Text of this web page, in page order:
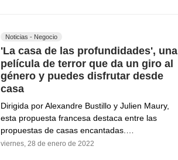
Noticias - Negocio
'La casa de las profundidades', una
película de terror que da un giro al
género y puedes disfrutar desde
casa
Dirigida por Alexandre Bustillo y Julien Maury,
esta propuesta francesa destaca entre las
propuestas de casas encantadas.…
viernes, 28 de enero de 2022